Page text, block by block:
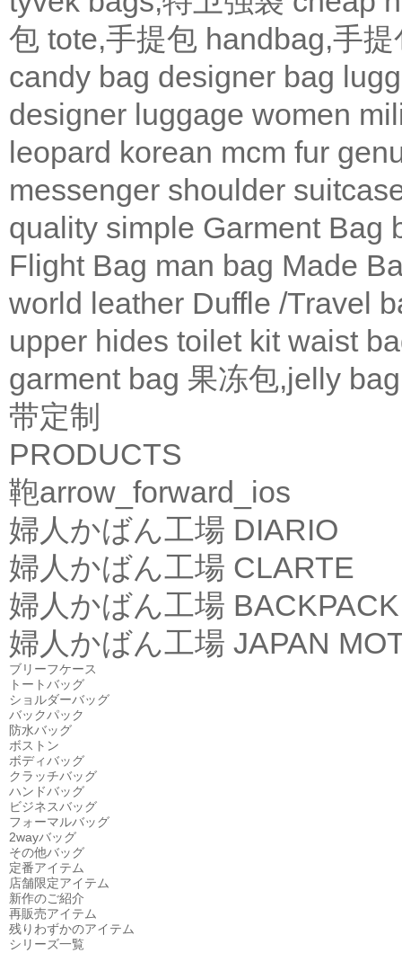
包 tote,手提包 handbag,手提
candy bag designer bag
designer luggage women
leopard korean mcm fur
messenger shoulder
quality simple Garment Bag
Flight Bag man bag Made
world leather Duffle /Travel
upper hides toilet kit waist
garment bag 果冻包,jelly bag
带定制
PRODUCTS
鞄arrow_forward_ios
婦人かばん工場 DIARIO
婦人かばん工場 CLARTE
婦人かばん工場 BACKPACK
婦人かばん工場 JAPAN
ブリーフケース
トートバッグ
ショルダーバッグ
バックパック
防水バッグ
ボストン
ボディバッグ
クラッチバッグ
ハンドバッグ
ビジネスバッグ
フォーマルバッグ
2wayバッグ
その他バッグ
定番アイテム
店舗限定アイテム
新作のご紹介
再販売アイテム
残りわずかのアイテム
シリーズ一覧